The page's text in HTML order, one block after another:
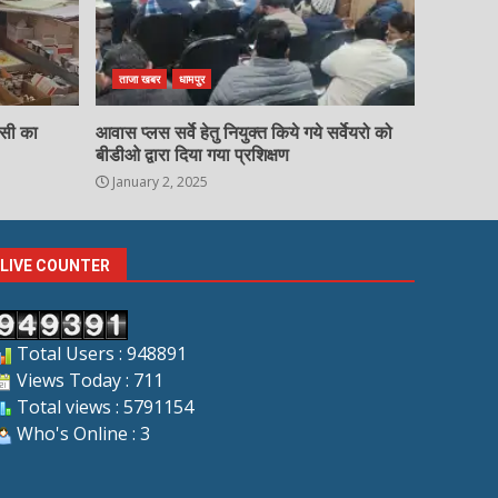
का
ताजा खबर धामपुर
आवास प्लस सर्वे हेतु नियुक्त किये गये सर्वेयरो को
बीडीओ द्वारा दिया गया प्रशिक्षण
January 2, 2025
LIVE COUNTER
Total Users : 948891
Views Today : 711
Total views : 5791154
Who's Online : 3